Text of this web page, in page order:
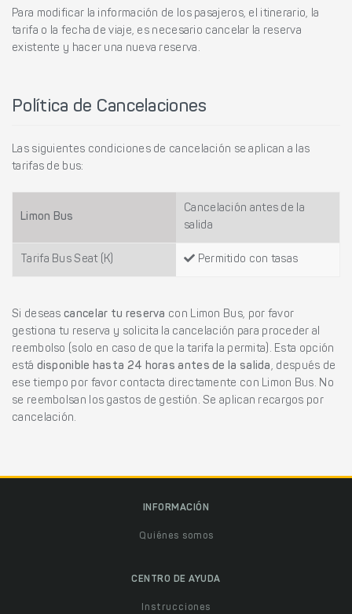
Para modificar la información de los pasajeros, el itinerario, la
tarifa o la fecha de viaje, es necesario cancelar la reserva
existente y hacer una nueva reserva.
Política de Cancelaciones
Las siguientes condiciones de cancelación se aplican a las
tarifas de bus:
Limon Bus
Cancelación antes de la
salida
Tarifa Bus Seat (K) Permitido con tasas
Si deseas cancelar tu reserva con Limon Bus, por favor
gestiona tu reserva y solicita la cancelación para proceder al
reembolso (solo en caso de que la tarifa la permita). Esta opción
está disponible hasta 24 horas antes de la salida, después de
ese tiempo por favor contacta directamente con Limon Bus. No
se reembolsan los gastos de gestión. Se aplican recargos por
cancelación.
INFORMACIÓN
Quiénes somos
CENTRO DE AYUDA
Instrucciones